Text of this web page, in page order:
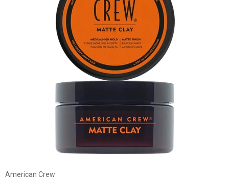
American Crew